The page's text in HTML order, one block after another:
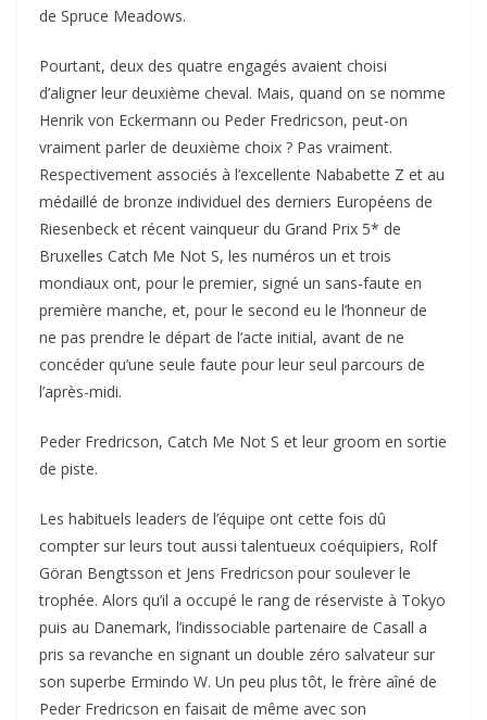
de Spruce Meadows.
Pourtant, deux des quatre engagés avaient choisi
d’aligner leur deuxième cheval. Mais, quand on se nomme
Henrik von Eckermann ou Peder Fredricson, peut-on
vraiment parler de deuxième choix ? Pas vraiment.
Respectivement associés à l’excellente Nababette Z et au
médaillé de bronze individuel des derniers Européens de
Riesenbeck et récent vainqueur du Grand Prix 5* de
Bruxelles Catch Me Not S, les numéros un et trois
mondiaux ont, pour le premier, signé un sans-faute en
première manche, et, pour le second eu le l’honneur de
ne pas prendre le départ de l’acte initial, avant de ne
concéder qu’une seule faute pour leur seul parcours de
l’après-midi.
Peder Fredricson, Catch Me Not S et leur groom en sortie
de piste.
Les habituels leaders de l’équipe ont cette fois dû
compter sur leurs tout aussi talentueux coéquipiers, Rolf
Göran Bengtsson et Jens Fredricson pour soulever le
trophée. Alors qu’il a occupé le rang de réserviste à Tokyo
puis au Danemark, l’indissociable partenaire de Casall a
pris sa revanche en signant un double zéro salvateur sur
son superbe Ermindo W. Un peu plus tôt, le frère aîné de
Peder Fredricson en faisait de même avec son